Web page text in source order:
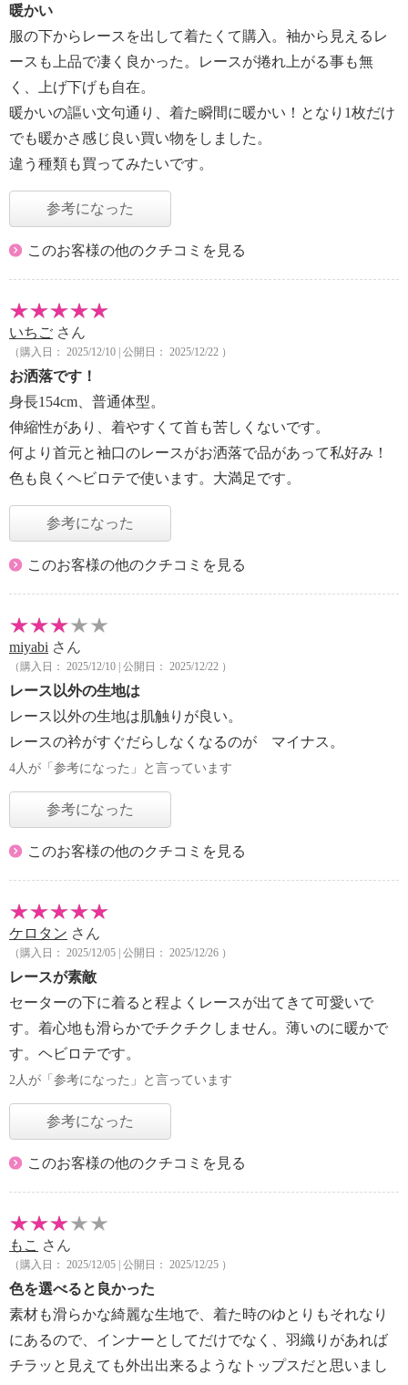
暖かい
服の下からレースを出して着たくて購入。袖から見えるレ
ースも上品で凄く良かった。レースが捲れ上がる事も無
く、上げ下げも自在。
暖かいの謳い文句通り、着た瞬間に暖かい！となり1枚だけ
でも暖かさ感じ良い買い物をしました。
違う種類も買ってみたいです。
参考になった
このお客様の他のクチコミを見る
いちご さん
（購入日： 2025/12/10 | 公開日： 2025/12/22 ）
お洒落です！
身長154cm、普通体型。
伸縮性があり、着やすくて首も苦しくないです。
何より首元と袖口のレースがお洒落で品があって私好み！
色も良くヘビロテで使います。大満足です。
参考になった
このお客様の他のクチコミを見る
miyabi さん
（購入日： 2025/12/10 | 公開日： 2025/12/22 ）
レース以外の生地は
レース以外の生地は肌触りが良い。
レースの衿がすぐだらしなくなるのが マイナス。
4人が「参考になった」と言っています
参考になった
このお客様の他のクチコミを見る
ケロタン さん
（購入日： 2025/12/05 | 公開日： 2025/12/26 ）
レースが素敵
セーターの下に着ると程よくレースが出てきて可愛いで
す。着心地も滑らかでチクチクしません。薄いのに暖かで
す。ヘビロテです。
2人が「参考になった」と言っています
参考になった
このお客様の他のクチコミを見る
もこ さん
（購入日： 2025/12/05 | 公開日： 2025/12/25 ）
色を選べると良かった
素材も滑らかな綺麗な生地で、着た時のゆとりもそれなり
にあるので、インナーとしてだけでなく、羽織りがあれば
チラッと見えても外出出来るようなトップスだと思いまし